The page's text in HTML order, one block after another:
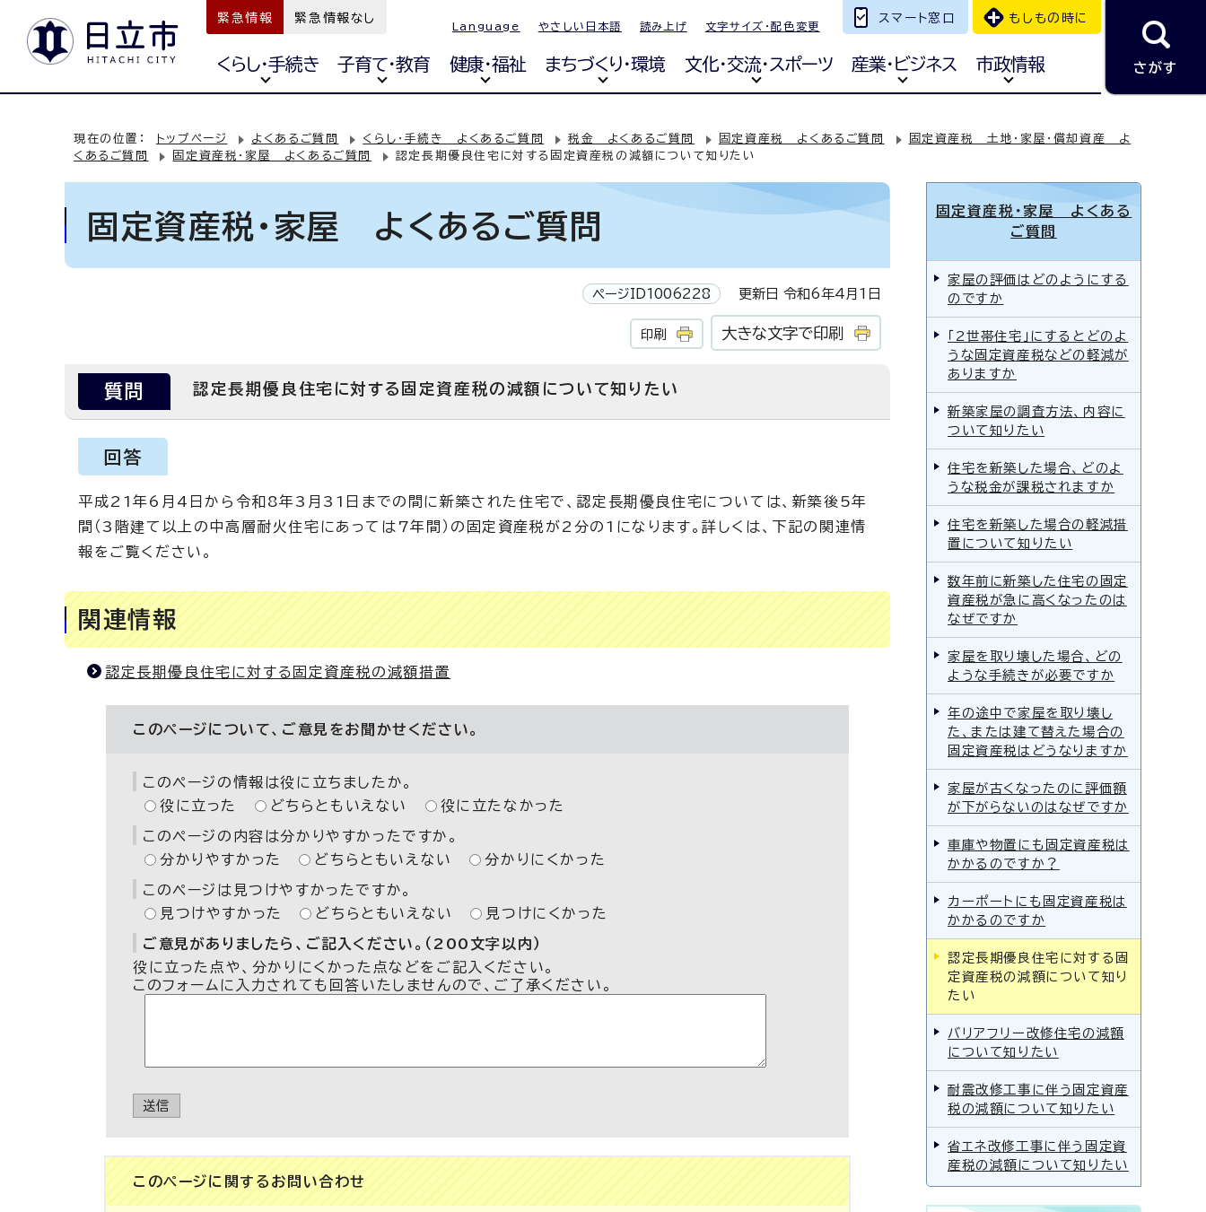
緊急情報 緊急情報なし
Language やさしい日本語 読み上げ 文字サイズ・配色変更
スマート窓口 もしもの時に
くらし・手続き 子育て・教育 健康・福祉 まちづくり・環境 文化・交流・スポーツ 産業・ビジネス 市政情報 さがす
現在の位置： トップページ よくあるご質問 くらし・手続き よくあるご質問 税金 よくあるご質問 固定資産税 よくあるご質問
固定資産税 土地・家屋・償却資産 よ
くあるご質問
固定資産税・家屋 よくあるご質問 認定長期優良住宅に対する固定資産税の減額について知りたい
固定資産税・家屋 よくあるご質問
ページID1006228 更新日 令和6年4月1日
印刷 大きな文字で印刷
質問 認定長期優良住宅に対する固定資産税の減額について知りたい
回答
平成21年6月4日から令和8年3月31日までの間に新築された住宅で、認定長期優良住宅については、新築後5年
間（3階建て以上の中高層耐火住宅にあっては7年間）の固定資産税が2分の1になります。詳しくは、下記の関連情
報をご覧ください。
関連情報
認定長期優良住宅に対する固定資産税の減額措置
このページについて、ご意見をお聞かせください。
このページの情報は役に立ちましたか。
役に立った
どちらともいえない 役に立たなかった
このページの内容は分かりやすかったですか。
分かりやすかった
どちらともいえない 分かりにくかった
このページは見つけやすかったですか。
見つけやすかった
どちらともいえない 見つけにくかった
ご意見がありましたら、ご記入ください。（200文字以内）
役に立った点や、分かりにくかった点などをご記入ください。
このフォームに入力されても回答いたしませんので、ご了承ください。
送信
このページに関する お問い合わせ
固定資産税・家屋 よくある
ご質問
家屋の評価はどのようにする
のですか
「2世帯住宅」にするとどのよ
うな固定資産税などの軽減が
ありますか
新築家屋の調査方法、内容に
ついて知りたい
住宅を新築した場合、どのよ
うな税金が課税されますか
住宅を新築した場合の軽減措
置について知りたい
数年前に新築した住宅の固定
資産税が急に高くなったのは
なぜですか
家屋を取り壊した場合、どの
ような手続きが必要ですか
年の途中で家屋を取り壊し
た、または建て替えた場合の
固定資産税はどうなりますか
家屋が古くなったのに評価額
が下がらないのはなぜですか
車庫や物置にも固定資産税は
かかるのですか？
カーポートにも固定資産税は
かかるのですか
認定長期優良住宅に対する固
定資産税の減額について知り
たい
バリアフリー改修住宅の減額
について知りたい
耐震改修工事に伴う固定資産
税の減額について知りたい
省エネ改修工事に伴う固定資
産税の減額について知りたい